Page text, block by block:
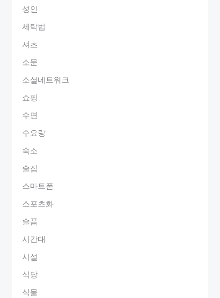
성인
세탁법
셔츠
소문
소셜네트워크
쇼핑
수면
수요량
숙소
술집
스마트폰
스포츠화
슬픔
시간대
시설
식당
식물